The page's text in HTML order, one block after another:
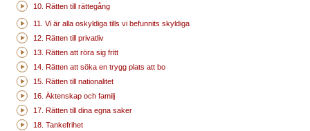
10. Rätten till rättegång
11. Vi är alla oskyldiga tills vi befunnits skyldiga
12. Rätten till privatliv
13. Rätten att röra sig fritt
14. Rätten att söka en trygg plats att bo
15. Rätten till nationalitet
16. Äktenskap och familj
17. Rätten till dina egna saker
18. Tankefrihet